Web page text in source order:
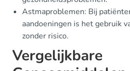
Astmaproblemen: Bij
aandoeningen is het gebruik
zonder risico.
Vergelijkbare